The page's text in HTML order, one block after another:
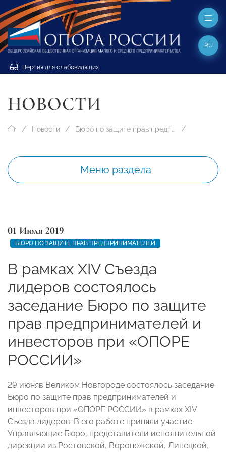
Версия для слабовидящих
RU
НОВОСТИ
Новости Бюро по защите прав предпринимателей
Меню раздела
01 Июля 2019
БЮРО ПО ЗАЩИТЕ ПРАВ ПРЕДПРИНИМАТЕЛЕЙ
В рамках XIV Съезда
лидеров состоялось
заседание Бюро по защите
прав предпринимателей и
инвесторов при «ОПОРЕ
РОССИИ»
29 июняв Великом Новгороде состоялось заседание
Бюро по защите прав предпринимателей и
инвесторов при «ОПОРЕ РОССИИ» в рамках XIV
Съезда лидеров. В его работе приняли участие
Управляющие Бюро, представители исполнительной
дирекции из Ростовской, Воронежской, Липецкой,